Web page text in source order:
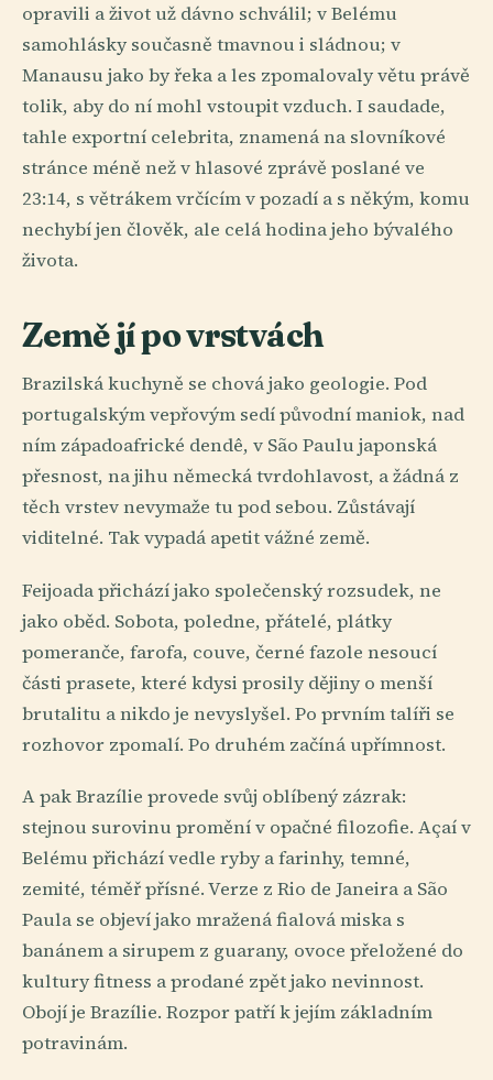
opravili a život už dávno schválil; v Belému
samohlásky současně tmavnou i sládnou; v
Manausu jako by řeka a les zpomalovaly větu právě
tolik, aby do ní mohl vstoupit vzduch. I saudade,
tahle exportní celebrita, znamená na slovníkové
stránce méně než v hlasové zprávě poslané ve
23:14, s větrákem vrčícím v pozadí a s někým, komu
nechybí jen člověk, ale celá hodina jeho bývalého
života.
Země jí po vrstvách
Brazilská kuchyně se chová jako geologie. Pod
portugalským vepřovým sedí původní maniok, nad
ním západoafrické dendê, v São Paulu japonská
přesnost, na jihu německá tvrdohlavost, a žádná z
těch vrstev nevymaže tu pod sebou. Zůstávají
viditelné. Tak vypadá apetit vážné země.
Feijoada přichází jako společenský rozsudek, ne
jako oběd. Sobota, poledne, přátelé, plátky
pomeranče, farofa, couve, černé fazole nesoucí
části prasete, které kdysi prosily dějiny o menší
brutalitu a nikdo je nevyslyšel. Po prvním talíři se
rozhovor zpomalí. Po druhém začíná upřímnost.
A pak Brazílie provede svůj oblíbený zázrak:
stejnou surovinu promění v opačné filozofie. Açaí v
Belému přichází vedle ryby a farinhy, temné,
zemité, téměř přísné. Verze z Rio de Janeira a São
Paula se objeví jako mražená fialová miska s
banánem a sirupem z guarany, ovoce přeložené do
kultury fitness a prodané zpět jako nevinnost.
Obojí je Brazílie. Rozpor patří k jejím základním
potravinám.